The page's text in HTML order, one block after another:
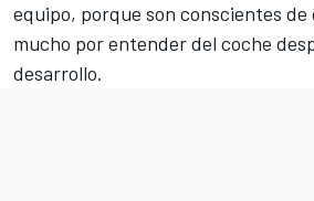
equipo, porque son conscientes de
mucho por entender del coche
desarrollo.